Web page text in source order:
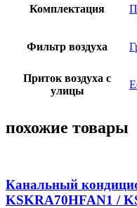
Комплектация
Фильтр воздуха
Приток воздуха с
улицы
похожие товары
Канальный
KSKRA70HFAN1 /